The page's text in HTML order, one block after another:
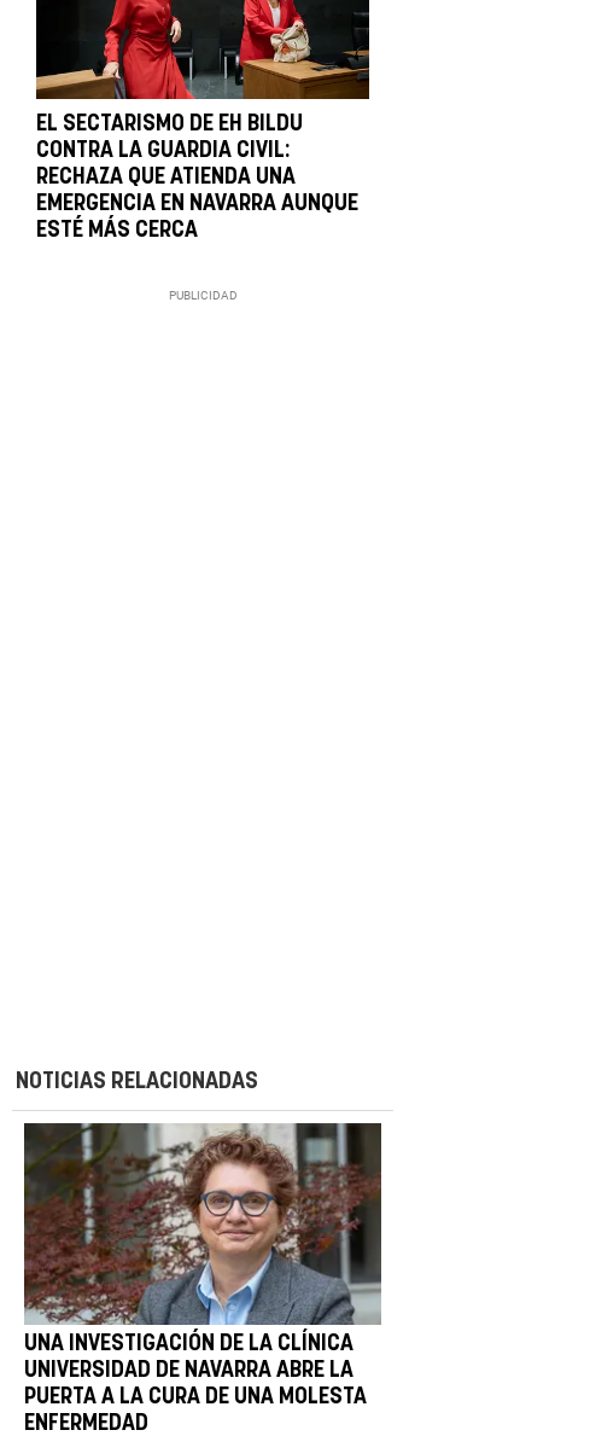
EL SECTARISMO DE EH BILDU
CONTRA LA GUARDIA CIVIL:
RECHAZA QUE ATIENDA UNA
EMERGENCIA EN NAVARRA AUNQUE
ESTÉ MÁS CERCA
NOTICIAS RELACIONADAS
UNA INVESTIGACIÓN DE LA CLÍNICA
UNIVERSIDAD DE NAVARRA ABRE LA
PUERTA A LA CURA DE UNA MOLESTA
ENFERMEDAD